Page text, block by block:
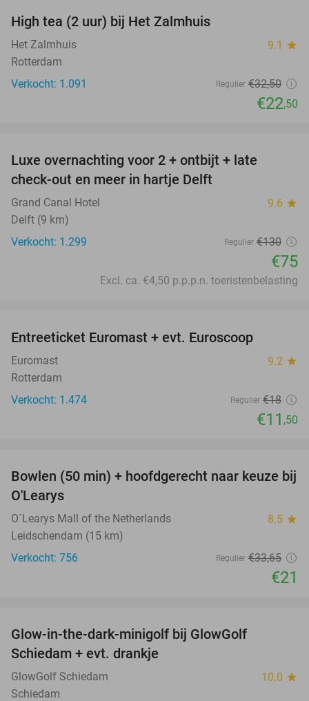
High tea (2 uur) bij Het Zalmhuis
Het Zalmhuis 9.1 star
Rotterdam
Verkocht: 1.091
Regulier €32,50
€22,50
Luxe overnachting voor 2 + ontbijt + late
check-out en meer in hartje Delft
Grand Canal Hotel 9.6 star
Delft (9 km)
Verkocht: 1.299
Regulier €130
€75
Excl. ca. €4,50 p.p.p.n. toeristenbelasting
Entreeticket Euromast + evt. Euroscoop
Euromast 9.2 star
Rotterdam
Verkocht: 1.474
Regulier €18
€11 ,50
38%
Bowlen (50 min) + hoofdgerecht naar keuze bij
O'Learys
O´Learys Mall of the Netherlands 8.5 star
Leidschendam (15 km)
Verkocht: 756
Regulier €33,65
€21
Glow-in-the-dark-minigolf bij GlowGolf
Schiedam + evt. drankje
GlowGolf Schiedam 10.0 star
Schiedam